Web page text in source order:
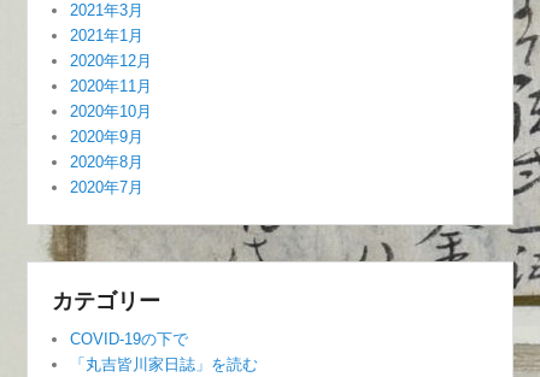
2021年3月
2021年1月
2020年12月
2020年11月
2020年10月
2020年9月
2020年8月
2020年7月
カテゴリー
COVID-19の下で
「丸吉皆川家日誌」を読む